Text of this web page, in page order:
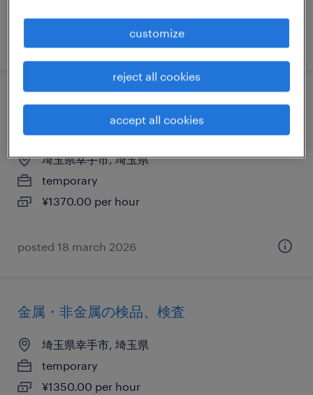
物流・ロジスティクスのフォークリフト、
仕分け・ピッキング・梱包、入出荷
埼玉県幸手市, 埼玉県
temporary
¥1370.00 per hour
posted 18 march 2026
金属・非金属の検品、検査
埼玉県幸手市, 埼玉県
temporary
¥1350.00 per hour
customize
reject all cookies
accept all cookies